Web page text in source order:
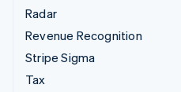
Radar
Revenue Recognition
Stripe Sigma
Tax